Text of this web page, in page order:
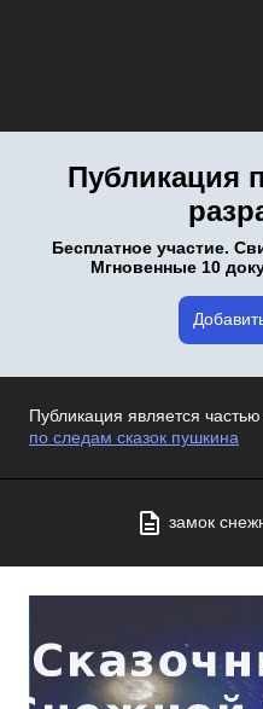
Публикация
Бесплатное участие.
Мгновенные 10
Публикация является
по следам сказок пушкина
замок